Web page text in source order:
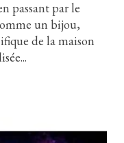
passant par le
un bijou,
de la maison